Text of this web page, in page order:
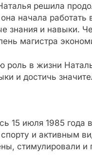
решила
начала
знания и навыки.
магистра
в жизни
и достичь
15 июля 1985 года
и активным
стимулировали и